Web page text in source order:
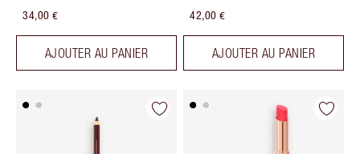
34,00 €
AJOUTER AU PANIER
42,00 €
AJOUTER AU PANIER